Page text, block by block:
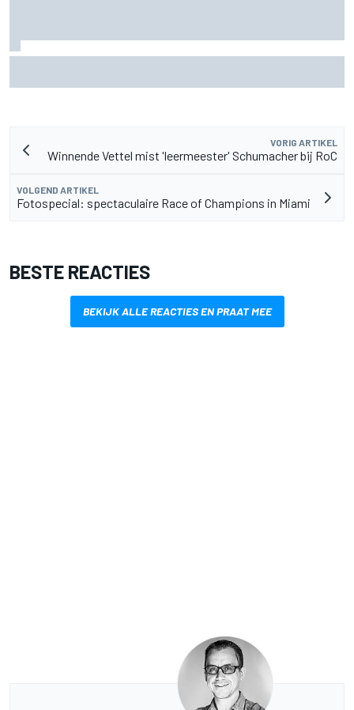
VORIG ARTIKEL
Winnende Vettel mist 'leermeester' Schumacher bij RoC
VOLGEND ARTIKEL
Fotospecial: spectaculaire Race of Champions in Miami
BESTE REACTIES
BEKIJK ALLE REACTIES EN PRAAT MEE